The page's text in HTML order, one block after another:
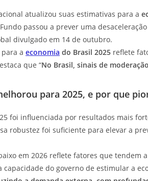
atualizou suas estimativas para a
passou a prever uma
divulgado em 14 de outubro.
a economia do Brasil 2025 reflete
que “No Brasil, sinais de
para 2025, e por que
foi influenciada por resultados mais
robustez foi suficiente para elevar a
em 2026 reflete fatores que
do governo de estimular a